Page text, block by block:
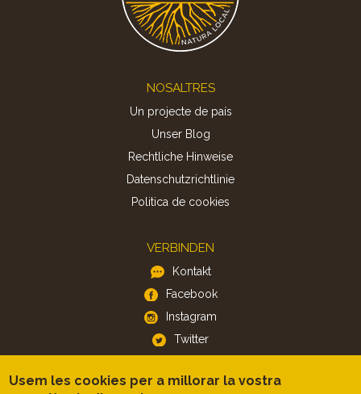
NOSALTRES
Un projecte de país
Unser Blog
Rechtliche Hinweise
Datenschutzrichtlinie
Politica de cookies
VERBINDEN
Kontakt
Facebook
Instagram
Twitter
APP
Usem les cookies per a millorar la vostra